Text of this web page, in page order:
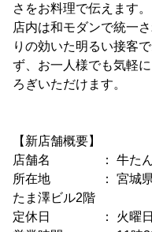
さをお料理で伝えます。
店内は和モダンで統一
りの効いた明るい接客
ず、お一人様でも気軽
ろぎいただけます。
【新店舗概要】
店舗名 ： 牛たん料
所在地 ： 宮城県仙
たま澤ビル2階
定休日 ： 火曜日